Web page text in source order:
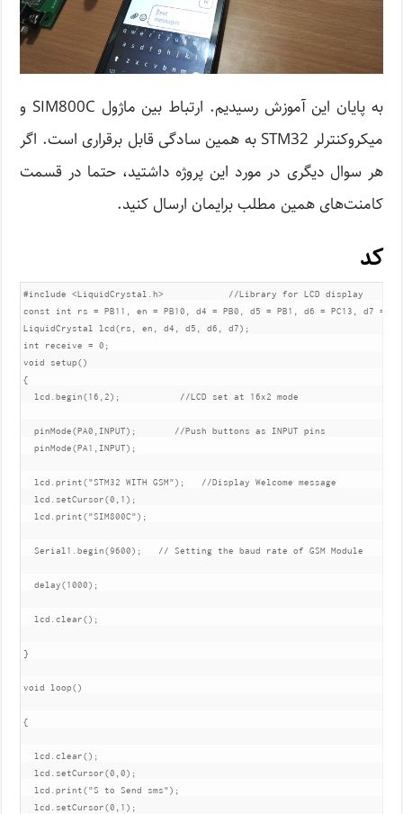
به پایان این آموزش رسیدیم. ارتباط بین ماژول SIM800C و
میکروکنترلر STM32 به همین سادگی قابل برقراری است. اگر
هر سوال دیگری در مورد این پروژه داشتید، حتما در قسمت
کامنت‌های همین مطلب برایمان ارسال کنید.
کد
#include <LiquidCrystal.h>            //Library for
const int rs = PB11, en = PB10, d4 = PB0, d5 = PB1, d6 = PC13, d7 =
LiquidCrystal lcd(rs, en, d4, d5, d6, d7);
int receive = 0;
void setup()
{
lcd.begin(16,2);           //LCD set at 16x2 mode
pinMode(PA0,INPUT);       //Push buttons as INPUT pins
pinMode(PA1,INPUT);
lcd.print("STM32 WITH GSM");   //Display Welcome message
lcd.setCursor(0,1);
lcd.print("SIM800C");
Serial1.begin(9600);   // Setting the baud rate of GSM Module
delay(1000);
lcd.clear();
}
void loop()
{
lcd.clear();
lcd.setCursor(0,0);
lcd.print("S to Send sms");
lcd.setCursor(0,1);